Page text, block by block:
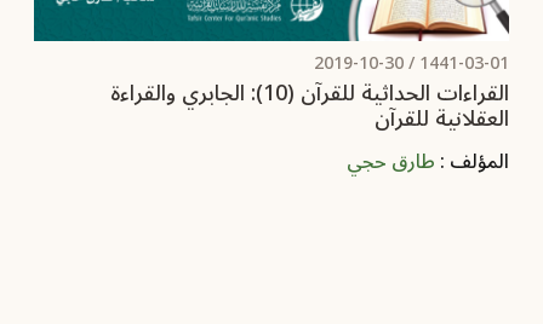
1441-03-01 /
2019-10-30
القراءات الحداثية للقرآن (10): الجابري والقراءة
العقلانية للقرآن
المؤلف :طارق حجي